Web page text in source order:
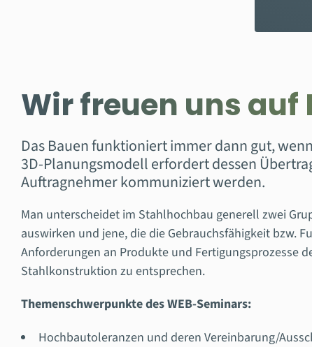
Wir freuen uns auf
Das Bauen funktioniert immer dann gut,
3D-Planungsmodell erfordert dessen
Auftragnehmer kommuniziert werden.
Man unterscheidet im Stahlhochbau generell zwei
auswirken und jene, die die Gebrauchsfähigkeit bzw.
Anforderungen an Produkte und Fertigungsprozesse
Stahlkonstruktion zu entsprechen.
Themenschwerpunkte des WEB-Seminars:
Hochbautoleranzen und deren Vereinbarung/